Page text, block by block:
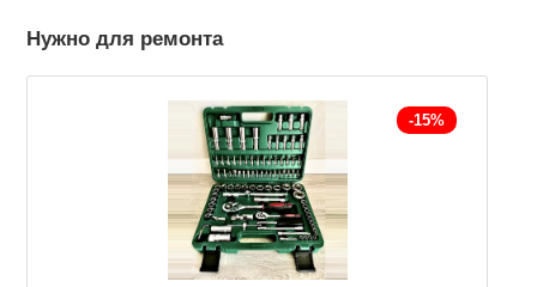
Нужно для ремонта
-15%